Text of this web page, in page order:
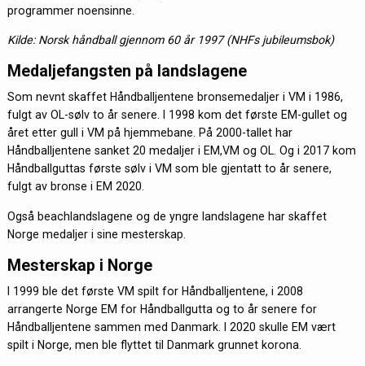
programmer noensinne.
Kilde: Norsk håndball gjennom 60 år 1997 (NHFs jubileumsbok)
Medaljefangsten på landslagene
Som nevnt skaffet Håndballjentene bronsemedaljer i VM i 1986,
fulgt av OL-sølv to år senere. I 1998 kom det første EM-gullet og
året etter gull i VM på hjemmebane. På 2000-tallet har
Håndballjentene sanket 20 medaljer i EM,VM og OL. Og i 2017 kom
Håndballguttas første sølv i VM som ble gjentatt to år senere,
fulgt av bronse i EM 2020.
Også beachlandslagene og de yngre landslagene har skaffet
Norge medaljer i sine mesterskap.
Mesterskap i Norge
I 1999 ble det første VM spilt for Håndballjentene, i 2008
arrangerte Norge EM for Håndballgutta og to år senere for
Håndballjentene sammen med Danmark. I 2020 skulle EM vært
spilt i Norge, men ble flyttet til Danmark grunnet korona.